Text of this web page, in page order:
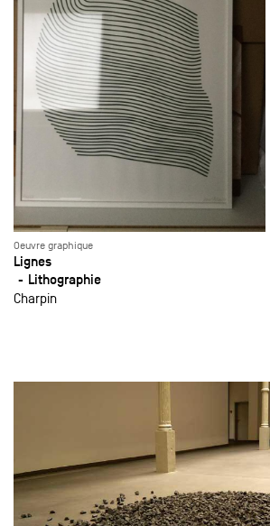
Oeuvre graphique
Lignes
Lithographie
Charpin